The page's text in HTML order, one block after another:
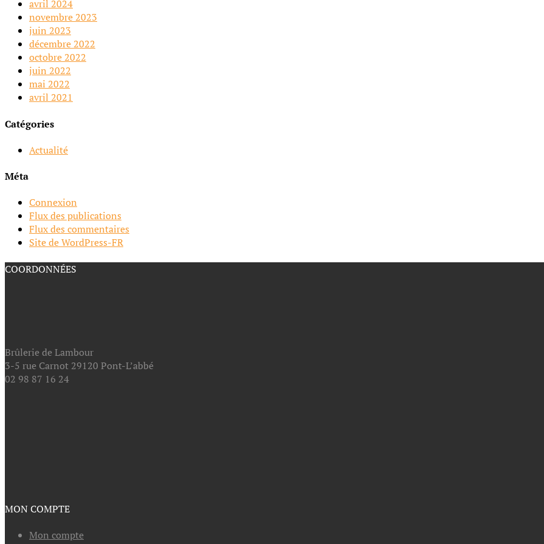
avril 2024
novembre 2023
juin 2023
décembre 2022
octobre 2022
juin 2022
mai 2022
avril 2021
Catégories
Actualité
Méta
Connexion
Flux des publications
Flux des commentaires
Site de WordPress-FR
COORDONNÉES
Brûlerie de Lambour
3-5 rue Carnot 29120 Pont-L’abbé
02 98 87 16 24
MON COMPTE
Mon compte